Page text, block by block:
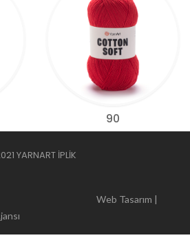
90
YARNART İPLİK
|